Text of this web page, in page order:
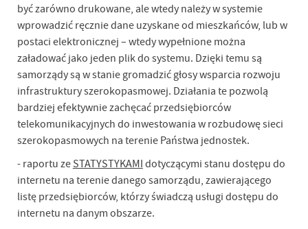
być zarówno drukowane, ale wtedy należy w systemie
wprowadzić ręcznie dane uzyskane od mieszkańców, lub w
postaci elektronicznej – wtedy wypełnione można
załadować jako jeden plik do systemu. Dzięki temu są
samorządy są w stanie gromadzić głosy wsparcia rozwoju
infrastruktury szerokopasmowej. Działania te pozwolą
bardziej efektywnie zachęcać przedsiębiorców
telekomunikacyjnych do inwestowania w rozbudowę sieci
szerokopasmowych na terenie Państwa jednostek.
- raportu ze STATYSTYKAMI dotyczącymi stanu dostępu do
internetu na terenie danego samorządu, zawierającego
listę przedsiębiorców, którzy świadczą usługi dostępu do
internetu na danym obszarze.